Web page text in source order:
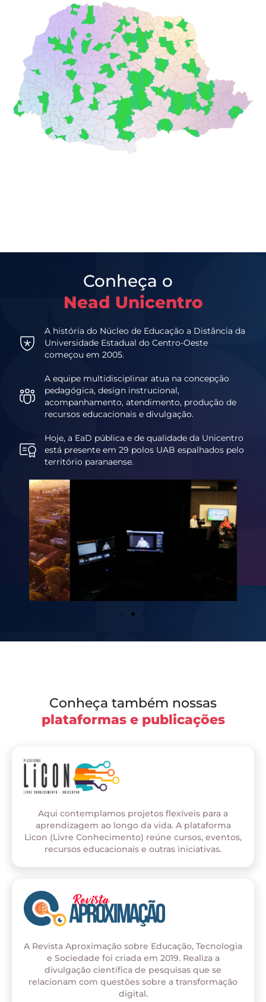
Conheça o
Nead Unicentro
A história do Núcleo de Educação a Distância da
Universidade Estadual do Centro-Oeste
começou em 2005.
A equipe multidisciplinar atua na concepção
pedagógica, design instrucional,
acompanhamento, atendimento, produção de
recursos educacionais e divulgação.
Hoje, a EaD pública e de qualidade da Unicentro
está presente em 29 polos UAB espalhados pelo
território paranaense.
Conheça também nossas
plataformas e publicações
Aqui contemplamos projetos flexíveis para a
aprendizagem ao longo da vida. A plataforma
Licon (Livre Conhecimento) reúne cursos, eventos,
recursos educacionais e outras iniciativas.
A Revista Aproximação sobre Educação, Tecnologia
e Sociedade foi criada em 2019. Realiza a
divulgação científica de pesquisas que se
relacionam com questões sobre a transformação
digital.